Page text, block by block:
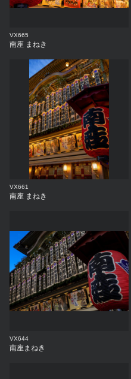
VX665
南座 まねき
VX661
南座 まねき
VX644
南座まねき